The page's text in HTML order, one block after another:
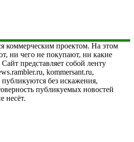
коммерческим проектом. На этом
ни чего не покупают, ни какие
представляет собой ленту
kommersant.ru,
без искажения,
публикуемых новостей
несёт.